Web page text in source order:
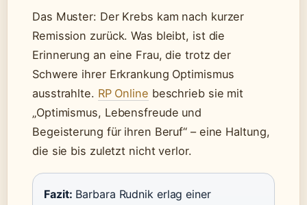
Das Muster: Der Krebs kam nach kurzer
Remission zurück. Was bleibt, ist die
Erinnerung an eine Frau, die trotz der
Schwere ihrer Erkrankung Optimismus
ausstrahlte. RP Online beschrieb sie mit
„Optimismus, Lebensfreude und
Begeisterung für ihren Beruf“ – eine Haltung,
die sie bis zuletzt nicht verlor.
Fazit: Barbara Rudnik erlag einer